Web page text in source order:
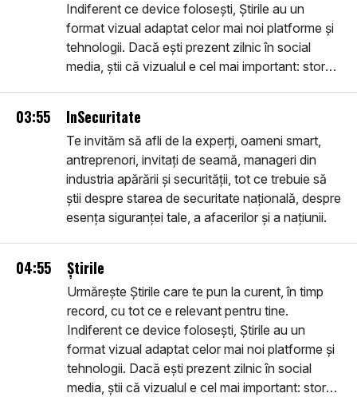
Indiferent ce device folosești, Știrile au un
format vizual adaptat celor mai noi platforme și
tehnologii. Dacă ești prezent zilnic în social
media, știi că vizualul e cel mai important: story-
utile, inteligente, ușor de urmărit. Intră în
comunitatea smart: află Știrile.
03:55 InSecuritate
Te invităm să afli de la experți, oameni smart,
antreprenori, invitați de seamă, manageri din
industria apărării și securității, tot ce trebuie să
știi despre starea de securitate națională, despre
esența siguranței tale, a afacerilor și a națiunii.
04:55 Știrile
Urmărește Știrile care te pun la curent, în timp
record, cu tot ce e relevant pentru tine.
Indiferent ce device folosești, Știrile au un
format vizual adaptat celor mai noi platforme și
tehnologii. Dacă ești prezent zilnic în social
media, știi că vizualul e cel mai important: story-